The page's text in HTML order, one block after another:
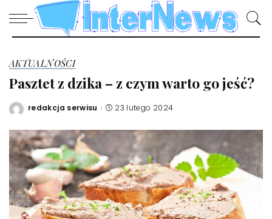
AKTUALNOŚCI
Pasztet z dzika – z czym warto go jeść?
Posted
redakcja serwisu 23 lutego 2024